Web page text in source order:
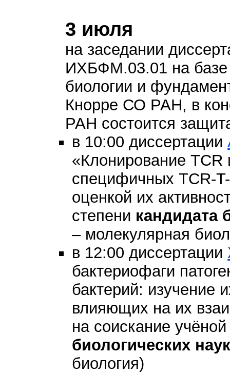
3 июля
на заседании
ИХБФМ.03.01 на базе
биологии и
Кнорре СО РАН, в
РАН состоится
в 10:00 диссертации
«Клонирование TCR
специфичных TCR-
оценкой их
степени кандидата
– молекулярная
в 12:00 диссертации
бактериофаги
бактерий: изучение
влияющих на их
на соискание
биологических
биология)